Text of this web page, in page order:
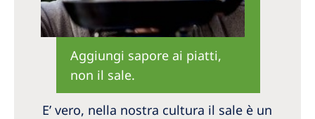
Aggiungi sapore ai piatti,
non il sale.
E’ vero, nella nostra cultura il sale è un